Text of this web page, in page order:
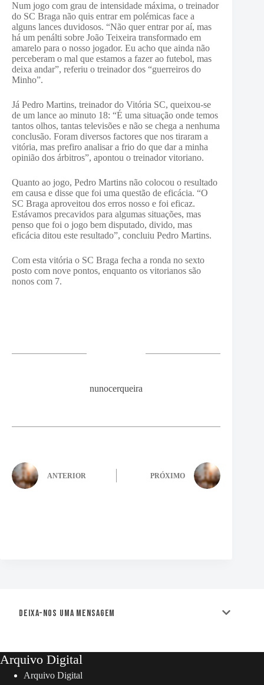
Num jogo com grau de intensidade máxima, o treinador
do SC Braga não quis entrar em polémicas face a
alguns lances duvidosos. “Não quer entrar por aí, mas
há um penálti sobre João Teixeira transformado em
amarelo para o nosso jogador. Eu acho que ainda não
perceberam o mal que estamos a fazer ao futebol, mas
deixa andar”, referiu o treinador dos “guerreiros do
Minho”.
Já Pedro Martins, treinador do Vitória SC, queixou-se
de um lance ao minuto 18: “É uma situação onde temos
tantos olhos, tantas televisões e não se chega a nenhuma
conclusão. Foram diversos factores que nos tiraram a
vitória, mas prefiro analisar a frio do que dar a minha
opinião dos árbitros”, apontou o treinador vitoriano.
Quanto ao jogo, Pedro Martins não colocou o resultado
em causa e disse que foi uma questão de eficácia. “O
SC Braga aproveitou dos erros nosso e foi eficaz.
Estávamos precavidos para algumas situações, mas
penso que foi o jogo bem disputado, divido, mas
eficácia ditou este resultado”, concluiu Pedro Martins.
Com esta vitória o SC Braga fecha a ronda no sexto
posto com nove pontos, enquanto os vitorianos são
nonos com 7.
nunocerqueira
ANTERIOR PRÓXIMO
Deixa-nos uma mensagem
Arquivo Digital
Arquivo Digital